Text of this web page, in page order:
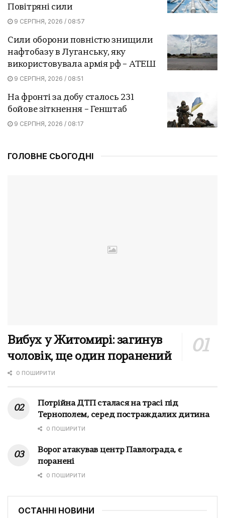
Повітряні сили
9 СЕРПНЯ, 2026 / 08:57
Сили оборони повністю знищили
нафтобазу в Луганську, яку
використовувала армія рф – АТЕШ
9 СЕРПНЯ, 2026 / 08:51
На фронті за добу сталось 231
бойове зіткнення – Генштаб
9 СЕРПНЯ, 2026 / 08:17
ГОЛОВНЕ СЬОГОДНІ
Вибух у Житомирі: загинув
чоловік, ще один поранений
0 ПОШИРИТИ
Потрійна ДТП сталася на трасі під
Тернополем, серед постраждалих дитина
0 ПОШИРИТИ
Ворог атакував центр Павлограда, є
поранені
0 ПОШИРИТИ
ОСТАННІ НОВИНИ